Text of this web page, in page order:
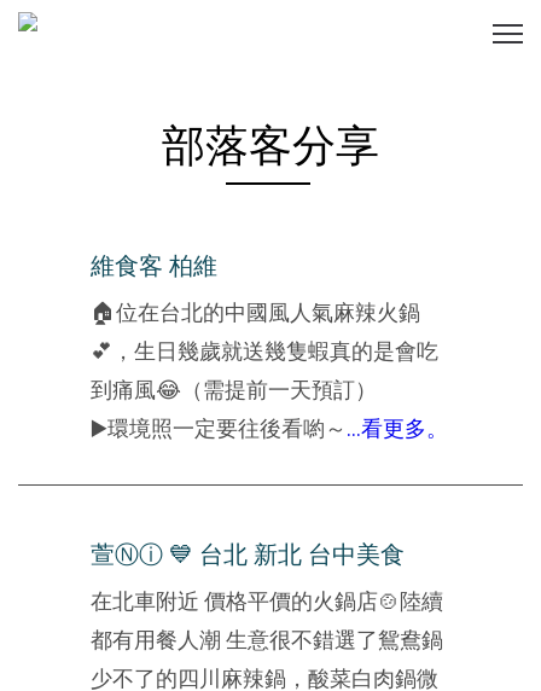
部落客分享
維食客 柏維
🏠位在台北的中國風人氣麻辣火鍋
💕，生日幾歲就送幾隻蝦真的是會吃
到痛風😂（需提前一天預訂）
▶️環境照一定要往後看喲～ ...看更多。
萱Ⓝⓘ 💙 台北 新北 台中美食
在北車附近 價格平價的火鍋店🍲陸續
都有用餐人潮 生意很不錯選了鴛鴦鍋
少不了的四川麻辣鍋，酸菜白肉鍋微